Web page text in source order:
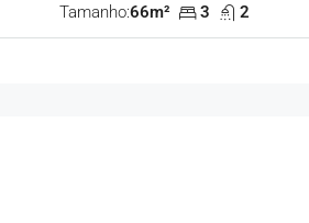
Tamanho:66m² 3 2